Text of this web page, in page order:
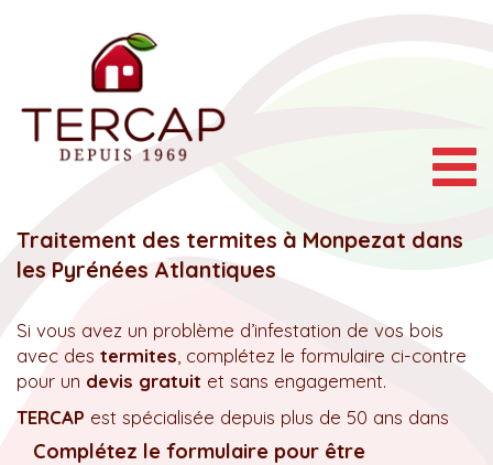
Traitement des termites à Monpezat dans
les Pyrénées Atlantiques
Si vous avez un problème d’infestation de vos bois
avec des termites , complétez le formulaire ci-contre
pour un devis gratuit et sans engagement.
TERCAP est spécialisée depuis plus de 50 ans dans
Complétez le formulaire pour être